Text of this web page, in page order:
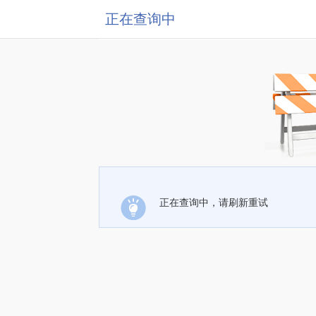
正在查询中
正在查询中，请刷新重试